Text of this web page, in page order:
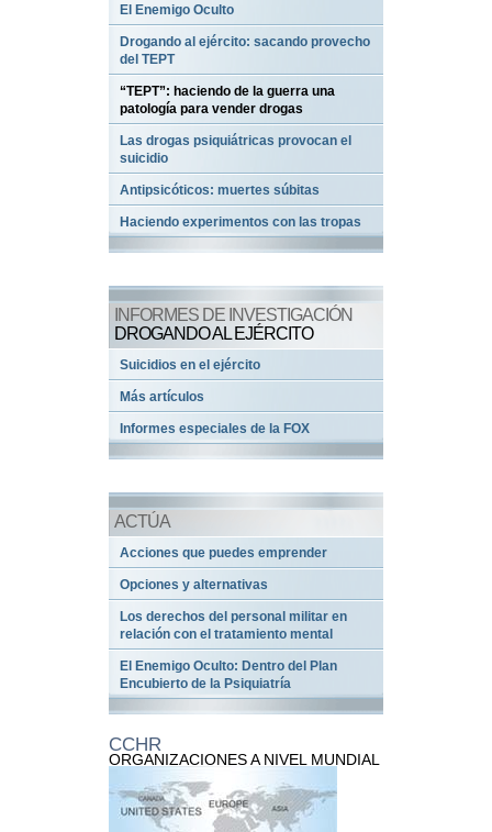
El Enemigo Oculto
Drogando al ejército: sacando provecho
del TEPT
“TEPT”: haciendo de la guerra una
patología para vender drogas
Las drogas psiquiátricas provocan el
suicidio
Antipsicóticos: muertes súbitas
Haciendo experimentos con las tropas
INFORMES DE INVESTIGACIÓN
DROGANDO AL EJÉRCITO
Suicidios en el ejército
Más artículos
Informes especiales de la FOX
ACTÚA
Acciones que puedes emprender
Opciones y alternativas
Los derechos del personal militar en
relación con el tratamiento mental
El Enemigo Oculto: Dentro del Plan
Encubierto de la Psiquiatría
CCHR
ORGANIZACIONES A NIVEL MUNDIAL